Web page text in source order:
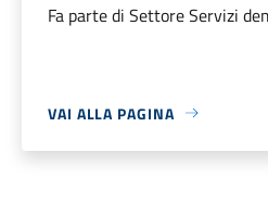
Fa parte di Settore Servizi
VAI ALLA PAGINA